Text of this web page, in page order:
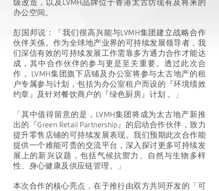
级改造，以及 LVMH品牌位于⾹港太古坊现有及将来的
办公空间。
彭国邦说：「我们很高兴能与LVMH集团建立战略合作
伙伴关係。作为全球地产业界的可持续发展领导者，我
们深信有效的可持续发展工作需靠多方通力合作才能达
成，其中合作伙伴的参与更是至关重要。透过此次合
作，
LVMH集团旗下店铺及办公室将参与太古地产的租
户专属参与计划，包括为办公室租户而设的『环境绩效
约章』及针对餐饮商户的『绿⾊厨房』计划 。」
「其中值得留意的是， LVMH集团将成为太古地产新推
出的『Green Retail Partnership』的启动合作伙伴，致力
提升零售店铺的可持续发展表现。我们预期此次合作能
提供一个难能可贵的交流平台，深入探讨更多可持续发
展上的新兴议题，包括气候抗禦⼒、⾃然与⽣物多样
性、⾝⼼健康及供应链管理。」
本次合作的核⼼亮点，在于推⾏由双方共同开发的「可